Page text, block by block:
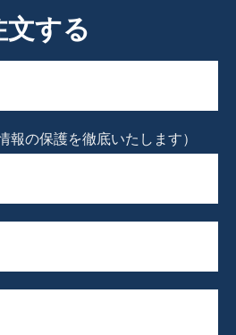
文する
報の保護を徹底いたします）